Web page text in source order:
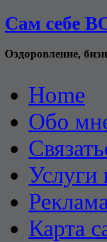
Сам себе
Оздоровление,
Home
Обо
Услуги
Карта